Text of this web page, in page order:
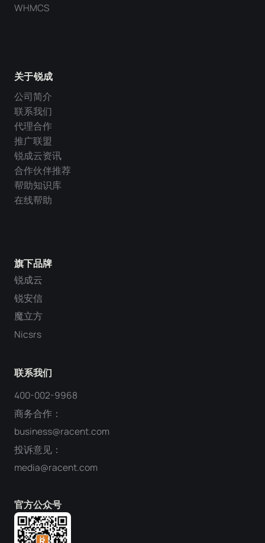
旗下品牌
锐成云
锐安信
魔立方
Nicsrs
联系我们
400-002-9968
商务合作：
business@racent.com
投诉意见：
media@racent.com
官方公众号
WHMCS
关于锐成
公司简介
联系我们
代理合作
推广联盟
锐成云资讯
合作伙伴推荐
帮助知识库
在线帮助